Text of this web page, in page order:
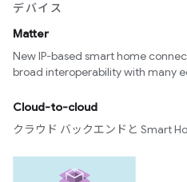
デバイス
Matter
New IP-based smart home
broad interoperability with many
Cloud-to-cloud
クラウド バックエンドと Smart